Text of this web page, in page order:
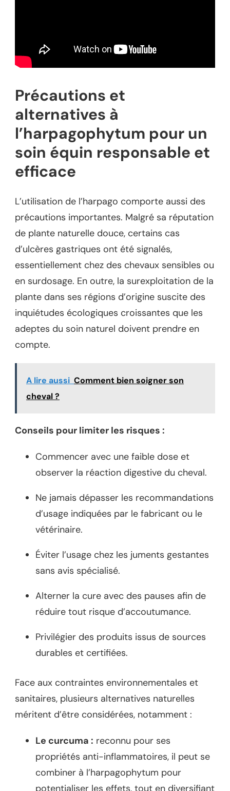
Précautions et
alternatives à
l’harpagophytum pour un
soin équin responsable et
efficace
L’utilisation de l’harpago comporte aussi des
précautions importantes. Malgré sa réputation
de plante naturelle douce, certains cas
d’ulcères gastriques ont été signalés,
essentiellement chez des chevaux sensibles ou
en surdosage. En outre, la surexploitation de la
plante dans ses régions d’origine suscite des
inquiétudes écologiques croissantes que les
adeptes du soin naturel doivent prendre en
compte.
A lire aussi Comment bien soigner son
cheval ?
Conseils pour limiter les risques :
Commencer avec une faible dose et
observer la réaction digestive du cheval.
Ne jamais dépasser les recommandations
d’usage indiquées par le fabricant ou le
vétérinaire.
Éviter l’usage chez les juments gestantes
sans avis spécialisé.
Alterner la cure avec des pauses afin de
réduire tout risque d’accoutumance.
Privilégier des produits issus de sources
durables et certifiées.
Face aux contraintes environnementales et
sanitaires, plusieurs alternatives naturelles
méritent d’être considérées, notamment :
Le curcuma : reconnu pour ses
propriétés anti-inflammatoires, il peut se
combiner à l’harpagophytum pour
potentialiser les effets, tout en diversifiant